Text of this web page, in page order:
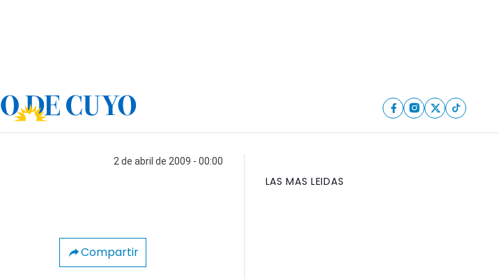
2 de abril de 2009 - 00:00
Compartir
LAS MAS LEIDAS